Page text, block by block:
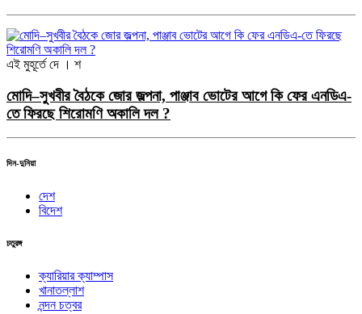
এই মুহূর্তে দে । শ
মোদি–সুখবীর বৈঠকে জোর জল্পনা, পাঞ্জাব ভোটের আগে কি ফের এনডিএ-
তে ফিরছে শিরোমণি অকালি দল ?
দিন-দুনিয়া
দেশ
বিদেশ
চতুরঙ্গ
ক্যারিয়ার ক্যাম্পাস
খানাতল্লাশ
নন্দন চত্বর